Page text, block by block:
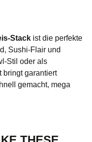
Stack ist die perfekte
Sushi-Flair und
Stil oder als
bringt garantiert
gemacht, mega